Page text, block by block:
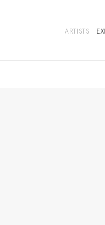
ARTISTS